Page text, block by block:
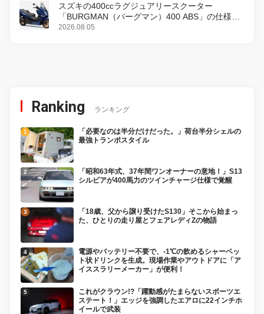
スズキの400ccラグジュアリースクーター
「BURGMAN（バーグマン）400 ABS」の仕様を
変更し、8月18日に発売
2026.08.05
Ranking ランキング
「必要なのは半分だけだった。」荷台半分シェルの
最強トランポスタイル
「昭和63年式、37年間ワンオーナーの意地！」S13
シルビアが400馬力のツインチャージ仕様で覚醒
「18歳、父から譲り受けたS130」そこから始まっ
た、ひとりの走り屋とフェアレディZの物語
電源やバッテリー不要で、-1℃の飲めるシャーベッ
ト状ドリンクを生成。現場作業やアウトドアに「ア
イススラリーメーカー」が便利！
これがクラウン!?「躍動感がたまらないスポーツエ
ステート！」エッジを強調したエアロに22インチホ
イールで武装